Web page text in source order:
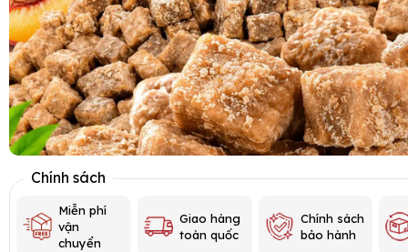
Chính sách
Miễn phí
vận
chuyển
Giao hàng
toàn quốc
Chính sách
bảo hành